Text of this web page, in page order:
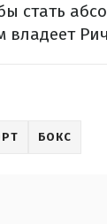
стать
владеет
БОКС